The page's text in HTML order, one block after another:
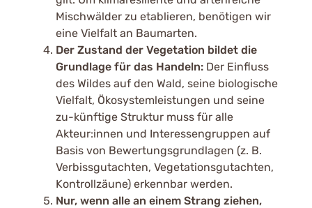
Mischwälder zu etablieren, benötigen wir
eine Vielfalt an Baumarten.
Der Zustand der Vegetation bildet die
Grundlage für das Handeln: Der Einfluss
des Wildes auf den Wald, seine biologische
Vielfalt, Ökosystemleistungen und seine
zu-künftige Struktur muss für alle
Akteur:innen und Interessengruppen auf
Basis von Bewertungsgrundlagen (z. B.
Verbissgutachten, Vegetationsgutachten,
Kontrollzäune) erkennbar werden.
Nur, wenn alle an einem Strang ziehen,